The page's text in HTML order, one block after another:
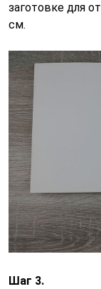
заготовке для
см.
Шаг 3.